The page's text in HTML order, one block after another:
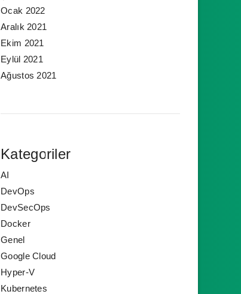
Ocak 2022
Aralık 2021
Ekim 2021
Eylül 2021
Ağustos 2021
Kategoriler
AI
DevOps
DevSecOps
Docker
Genel
Google Cloud
Hyper-V
Kubernetes